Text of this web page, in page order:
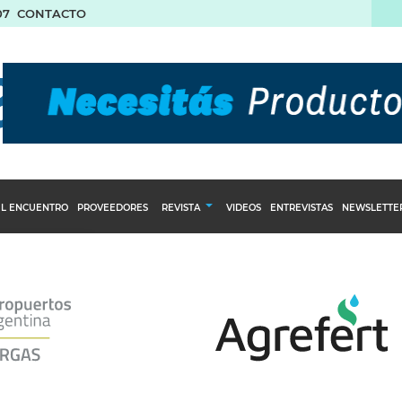
CONTACTO
del Agro
ENCUENTRO PROVEEDORES REVISTA VIDEOS ENTREVISTAS